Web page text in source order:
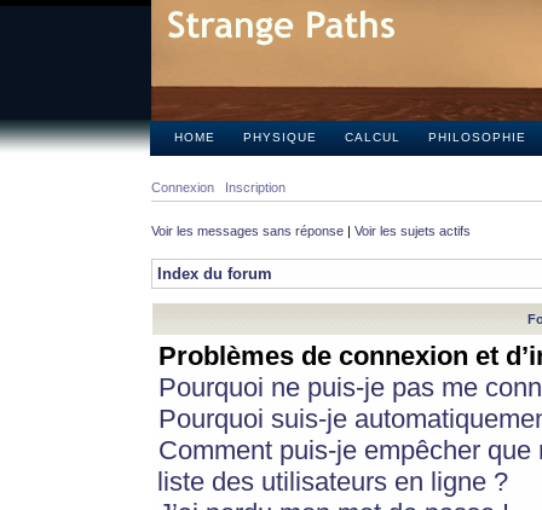
HOME PHYSIQUE CALCUL PHILOSOPHIE
Connexion Inscription
Voir les messages sans réponse | Voir les sujets actifs
Index du forum
Problèmes de connexion et
Pourquoi ne puis-je pas me
Pourquoi suis-je
Comment puis-je empêcher
liste des utilisateurs en ligne ?